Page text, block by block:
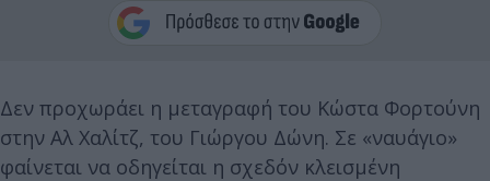
Δεν προχωράει η μεταγραφή του Κώστα Φορτούνη
στην Αλ Χαλίτζ, του Γιώργου Δώνη. Σε «ναυάγιο»
φαίνεται να οδηγείται η σχεδόν κλεισμένη